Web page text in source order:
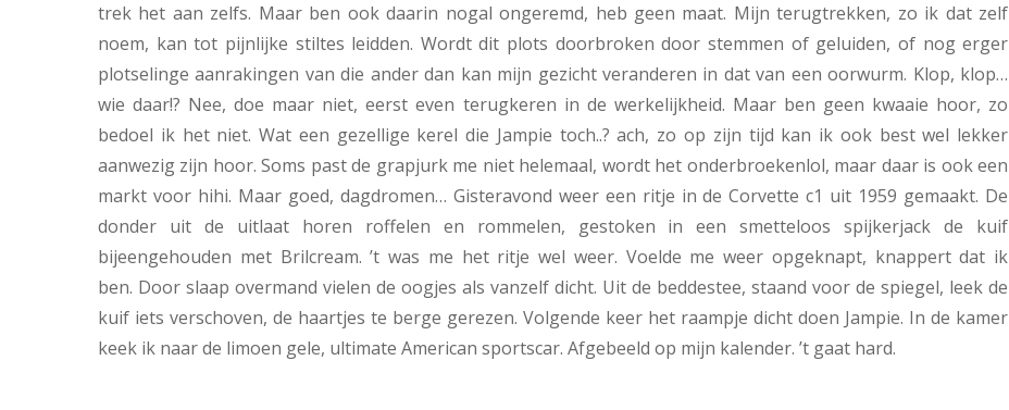
trek het aan zelfs. Maar ben ook daarin nogal ongeremd, heb geen maat. Mijn terugtrekken, zo ik dat zelf
noem, kan tot pijnlijke stiltes leidden. Wordt dit plots doorbroken door stemmen of geluiden, of nog erger
plotselinge aanrakingen van die ander dan kan mijn gezicht veranderen in dat van een oorwurm. Klop, klop…
wie daar!? Nee, doe maar niet, eerst even terugkeren in de werkelijkheid. Maar ben geen kwaaie hoor, zo
bedoel ik het niet. Wat een gezellige kerel die Jampie toch..? ach, zo op zijn tijd kan ik ook best wel lekker
aanwezig zijn hoor. Soms past de grapjurk me niet helemaal, wordt het onderbroekenlol, maar daar is ook een
markt voor hihi. Maar goed, dagdromen… Gisteravond weer een ritje in de Corvette c1 uit 1959 gemaakt. De
donder uit de uitlaat horen roffelen en rommelen, gestoken in een smetteloos spijkerjack de kuif
bijeengehouden met Brilcream. ’t was me het ritje wel weer. Voelde me weer opgeknapt, knappert dat ik
ben. Door slaap overmand vielen de oogjes als vanzelf dicht. Uit de beddestee, staand voor de spiegel, leek de
kuif iets verschoven, de haartjes te berge gerezen. Volgende keer het raampje dicht doen Jampie. In de kamer
keek ik naar de limoen gele, ultimate American sportscar. Afgebeeld op mijn kalender. ’t gaat hard.